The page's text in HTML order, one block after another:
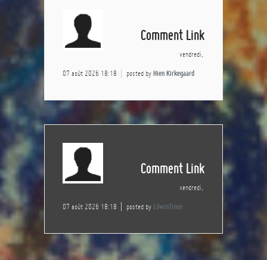
Comment Link
vendredi,
07 août 2026 18:18 posted by Hien Kirkegaard
Comment Link
vendredi,
07 août 2026 18:18 posted by EdwinTinee